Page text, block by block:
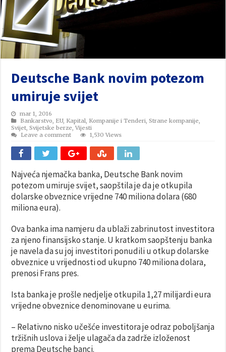
Deutsche Bank novim potezom
umiruje svijet
mar 1, 2016
Bankarstvo, EU, Kapital, Kompanije i Tenderi,Strane kompanije,
Svijet,Svijetske berze,Vijesti
Leave a comment
1,530 Views
Najveća njemačka banka, Deutsche Bank novim
potezom umiruje svijet, saopštila je da je otkupila
dolarske obveznice vrijedne 740 miliona dolara (680
miliona eura).
Ova banka ima namjeru da ublaži zabrinutost investitora
za njeno finansijsko stanje. U kratkom saopštenju banka
je navela da su joj investitori ponudili u otkup dolarske
obveznice u vrijednosti od ukupno 740 miliona dolara,
prenosi Frans pres.
Ista banka je prošle nedjelje otkupila 1,27 milijardi eura
vrijedne obveznice denominovane u eurima.
– Relativno nisko učešće investitora je odraz poboljšanja
tržišnih uslova i želje ulagača da zadrže izloženost
prema Deutsche banci.